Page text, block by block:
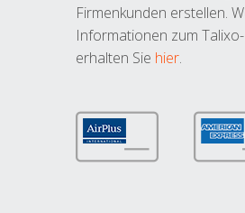
Firmenkunden erstellen.
Informationen zum
erhalten Sie hier.